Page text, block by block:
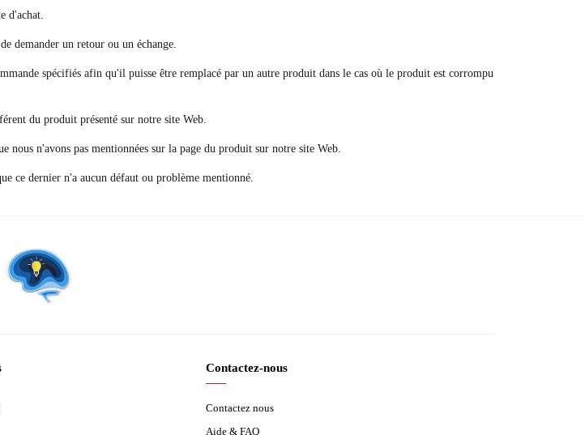
d'achat.
demander un retour ou un échange.
spécifiés afin qu'il puisse être remplacé par un autre produit dans le cas où le produit est corrompu
du produit présenté sur notre site Web.
nous n'avons pas mentionnées sur la page du produit sur notre site Web.
ce dernier n'a aucun défaut ou problème mentionné.
Contactez-nous
Contactez nous
Aide & FAQ